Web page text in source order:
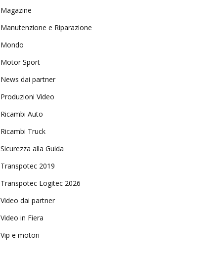
Magazine
Manutenzione e Riparazione
Mondo
Motor Sport
News dai partner
Produzioni Video
Ricambi Auto
Ricambi Truck
Sicurezza alla Guida
Transpotec 2019
Transpotec Logitec 2026
Video dai partner
Video in Fiera
Vip e motori